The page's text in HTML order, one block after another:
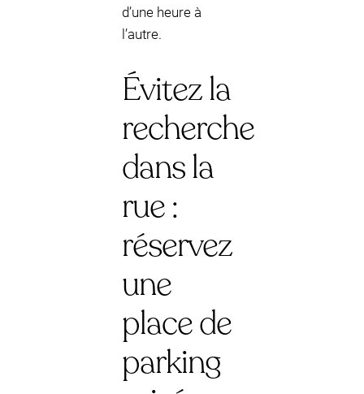
d’une heure à
l’autre.
Évitez la
recherche
dans la
rue :
réservez
une
place de
parking